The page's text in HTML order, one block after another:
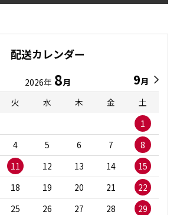
配送カレンダー
2026年 8月 9月
火 水 木 金
土
1
4 5 6 7
8
11 12 13 14
15
18 19 20 21
22
25 26 27 28 29